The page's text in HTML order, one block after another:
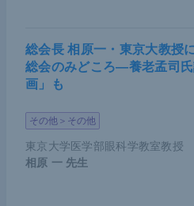
総会長 相原一・東京大教授
総会のみどころ―養老孟司
画」も
その他＞その他
東京大学医学部眼科学教室教授
相原 一 先生